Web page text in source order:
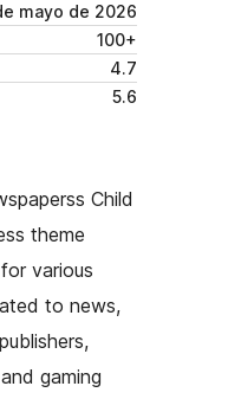
mayo de 2026
100+
4.7
5.6
Child
theme
various
to news,
gaming